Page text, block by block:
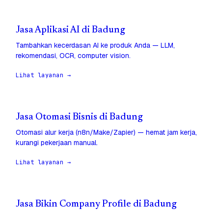
Jasa Aplikasi AI di Badung
Tambahkan kecerdasan AI ke produk Anda — LLM,
rekomendasi, OCR, computer vision.
Lihat layanan →
Jasa Otomasi Bisnis di Badung
Otomasi alur kerja (n8n/Make/Zapier) — hemat jam kerja,
kurangi pekerjaan manual.
Lihat layanan →
Jasa Bikin Company Profile di Badung